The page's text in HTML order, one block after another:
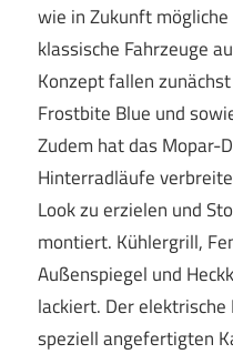
wie in Zukunft
klassische Fahrzeuge
Konzept fallen
Frostbite Blue und
Zudem hat das Mopar-
Hinterradläufe
Look zu erzielen und
montiert. Kühlergrill,
Außenspiegel und
lackiert. Der
speziell angefertigten